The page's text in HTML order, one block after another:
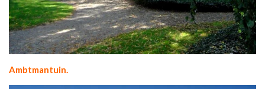
Ambtmantuin.